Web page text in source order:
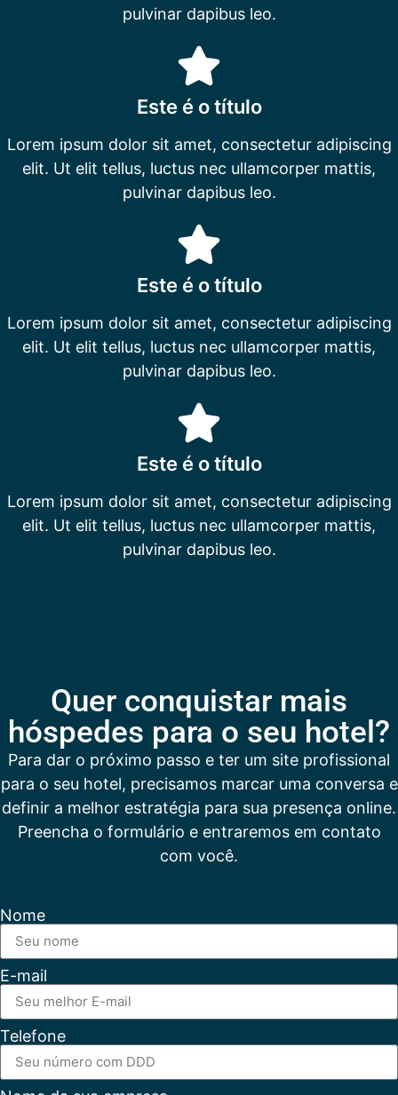
pulvinar dapibus leo.
Este é o título
Lorem ipsum dolor sit amet, consectetur adipiscing
elit. Ut elit tellus, luctus nec ullamcorper mattis,
pulvinar dapibus leo.
Este é o título
Lorem ipsum dolor sit amet, consectetur adipiscing
elit. Ut elit tellus, luctus nec ullamcorper mattis,
pulvinar dapibus leo.
Este é o título
Lorem ipsum dolor sit amet, consectetur adipiscing
elit. Ut elit tellus, luctus nec ullamcorper mattis,
pulvinar dapibus leo.
Quer conquistar mais
hóspedes para o seu hotel?
Para dar o próximo passo e ter um site profissional
para o seu hotel, precisamos marcar uma conversa e
definir a melhor estratégia para sua presença online.
Preencha o formulário e entraremos em contato
com você.
Nome
E-mail
Telefone